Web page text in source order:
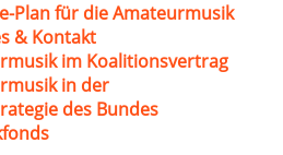
Plan für die Amateurmusik
& Kontakt
im Koalitionsvertrag
in der
des Bundes